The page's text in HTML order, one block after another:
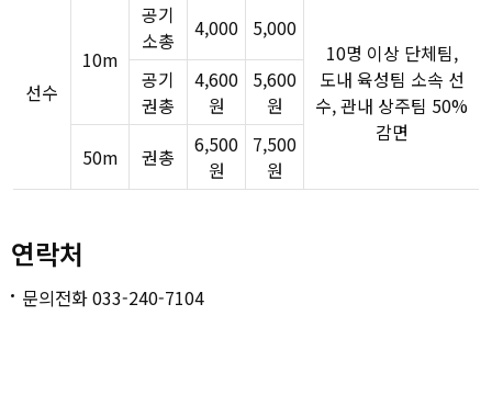
선수
10m
공기
소총
4,000 5,000
10명 이상 단체팀,
도내 육성팀 소속 선
수, 관내 상주팀 50%
감면
공기
권총
4,600
원
5,600
원
50m
권총
6,500
원
7,500
원
연락처
문의전화 033-240-7104